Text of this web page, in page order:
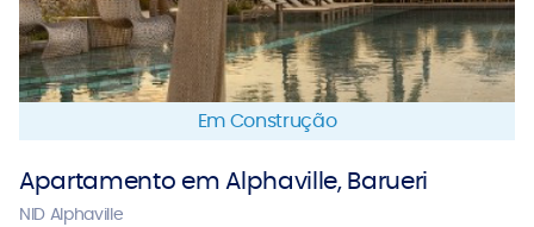
Em Construção
Apartamento em Alphaville, Barueri
NID Alphaville